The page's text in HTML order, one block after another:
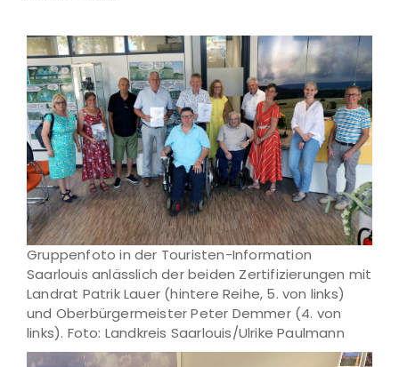
Gruppenfoto in der Touristen-Information
Saarlouis anlässlich der beiden Zertifizierungen mit
Landrat Patrik Lauer (hintere Reihe, 5. von links)
und Oberbürgermeister Peter Demmer (4. von
links). Foto: Landkreis Saarlouis/Ulrike Paulmann